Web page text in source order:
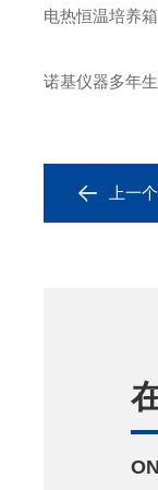
电热恒温培养
诺基仪器多年
上一个